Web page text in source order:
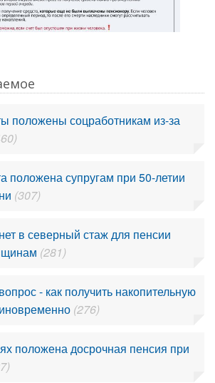
положены соцработникам из-за
положена супругам при 50-летии
(307)
в северный стаж для пенсии
(281)
- как получить накопительную
(276)
положена досрочная пенсия при